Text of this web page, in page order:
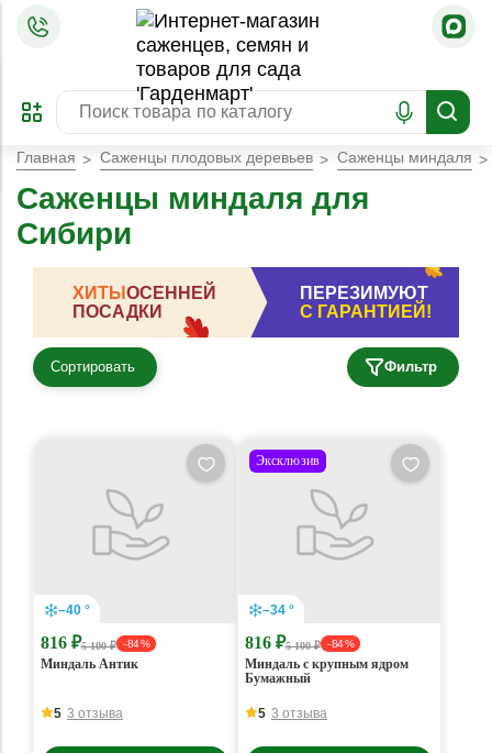
ПРЕДЗАКАЗ
ЗАБРОНИРОВАТЬ
ЛУЧШЕЕ
Главная Саженцы плодовых деревьев Саженцы миндаля
Саженцы миндаля для
Сибири
ХИТЫОСЕННЕЙ
ПОСАДКИ
ПЕРЕЗИМУЮТ
С ГАРАНТИЕЙ!
Сортировать Фильтр
–40 °
816 ₽5 100 ₽ - 84 %
Миндаль Антик
5 3 отзыва
Эксклюзив
–34 °
816 ₽5 100 ₽ - 84 %
Миндаль с крупным ядром
Бумажный
5 3 отзыва